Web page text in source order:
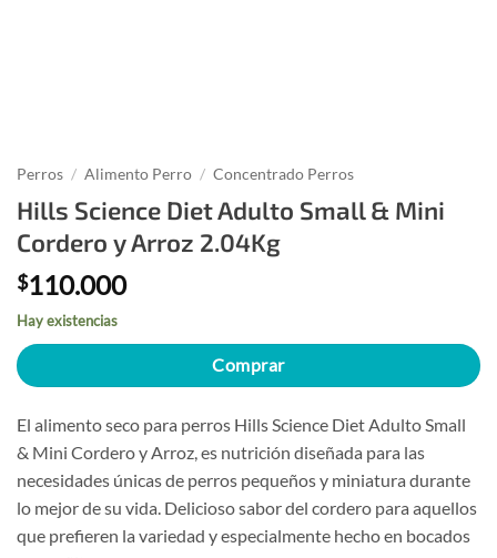
Perros / Alimento Perro / Concentrado Perros
Hills Science Diet Adulto Small & Mini
Cordero y Arroz 2.04Kg
$110.000
Hay existencias
Comprar
El alimento seco para perros Hills Science Diet Adulto Small
& Mini Cordero y Arroz, es nutrición diseñada para las
necesidades únicas de perros pequeños y miniatura durante
lo mejor de su vida. Delicioso sabor del cordero para aquellos
que prefieren la variedad y especialmente hecho en bocados